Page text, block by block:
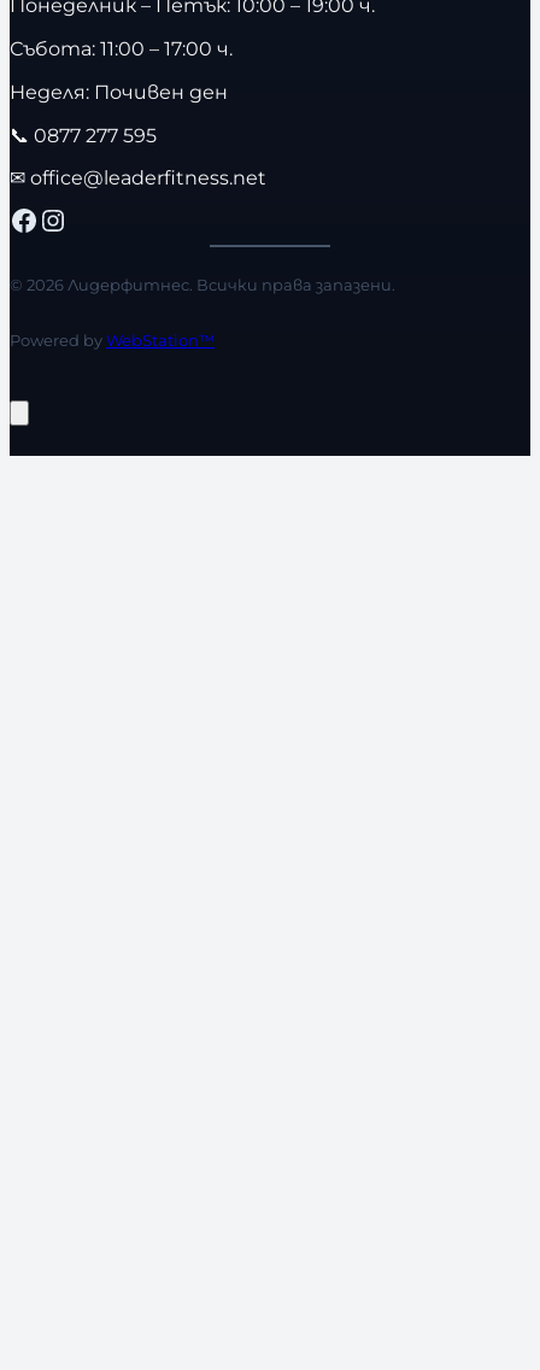
Понеделник – Петък: 10:00 – 19:00 ч.
Събота: 11:00 – 17:00 ч.
Неделя: Почивен ден
📞 0877 277 595
✉ office@leaderfitness.net
Facebook Instagram
© 2026 Лидерфитнес. Всички права запазени.
Powered byWebStation™